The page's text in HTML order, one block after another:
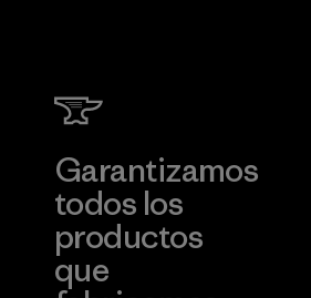
Garantizamos
todos los
productos
que